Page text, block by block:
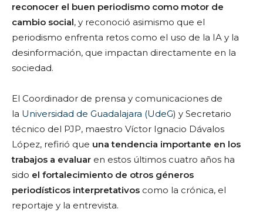
reconocer el buen periodismo como motor de
cambio social, y reconoció asimismo que el
periodismo enfrenta retos como el uso de la IA y la
desinformación, que impactan directamente en la
sociedad.
El Coordinador de prensa y comunicaciones de
la Universidad de Guadalajara (UdeG) y Secretario
técnico del PJP, maestro Víctor Ignacio Dávalos
López, refirió que una tendencia importante en los
trabajos a evaluar en estos últimos cuatro años ha
sido el fortalecimiento de otros géneros
periodísticos interpretativos como la crónica, el
reportaje y la entrevista.